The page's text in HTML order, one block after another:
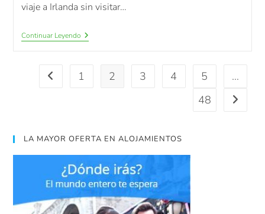
viaje a Irlanda sin visitar…
Continuar Leyendo
1 2 3 4 5
…
48
LA MAYOR OFERTA EN ALOJAMIENTOS